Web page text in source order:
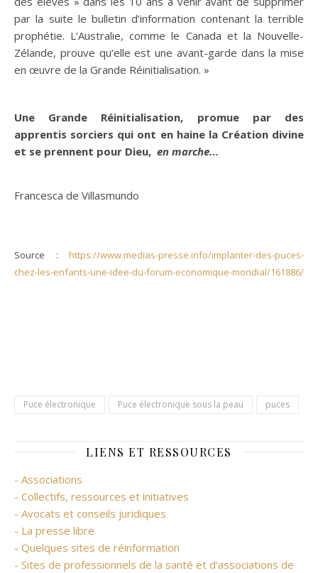
par la suite le bulletin d’information contenant la terrible
prophétie. L’Australie, comme le Canada et la Nouvelle-
Zélande, prouve qu’elle est une avant-garde dans la mise
en œuvre de la Grande Réinitialisation. »
Une Grande Réinitialisation, promue par des
apprentis sorciers qui ont en haine la Création divine
et se prennent pour Dieu, en marche...
Francesca de Villasmundo
Source : https://www.medias-presse.info/implanter-des-puces-
chez-les-enfants-une-idee-du-forum-economique-mondial/161886/
Puce électronique Puce électronique sous la peau puces
LIENS ET RESSOURCES
- Associations
- Collectifs, ressources et initiatives
- Avocats et conseils juridiques
- La presse libre
- Quelques sites de réinformation
- Sites de professionnels de la santé et d’associations de